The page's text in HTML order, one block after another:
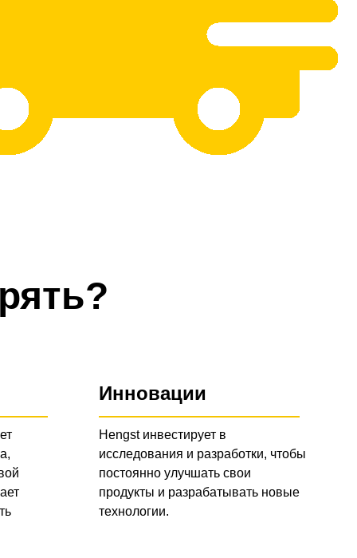
Инновации
Hengst инвестирует в
исследования и разработки, чтобы
постоянно улучшать свои
продукты и разрабатывать новые
технологии.